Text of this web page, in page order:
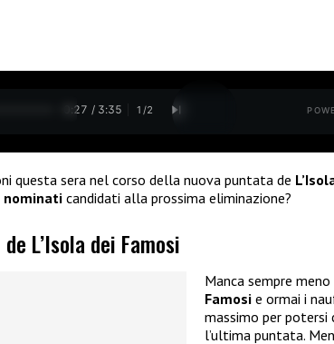
0:28 / 3:35 1 /2
questa sera nel corso della nuova puntata de
nominati candidati alla prossima eliminazione?
L’Isola dei Famosi
Manca sempre
Famosi e ormai i
massimo per potersi
l’ultima puntata.